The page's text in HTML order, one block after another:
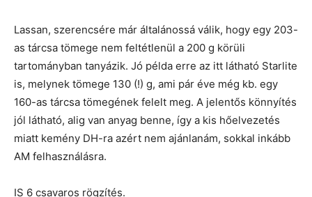
Lassan, szerencsére már általánossá válik, hogy egy 203-
as tárcsa tömege nem feltétlenül a 200 g körüli
tartományban tanyázik. Jó példa erre az itt látható Starlite
is, melynek tömege 130 (!) g, ami pár éve még kb. egy
160-as tárcsa tömegének felelt meg. A jelentős könnyítés
jól látható, alig van anyag benne, így a kis hőelvezetés
miatt kemény DH-ra azért nem ajánlanám, sokkal inkább
AM felhasználásra.
IS 6 csavaros rögzítés.